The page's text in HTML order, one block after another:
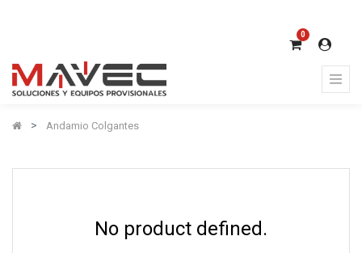
0
Andamio Colgantes
No product defined.